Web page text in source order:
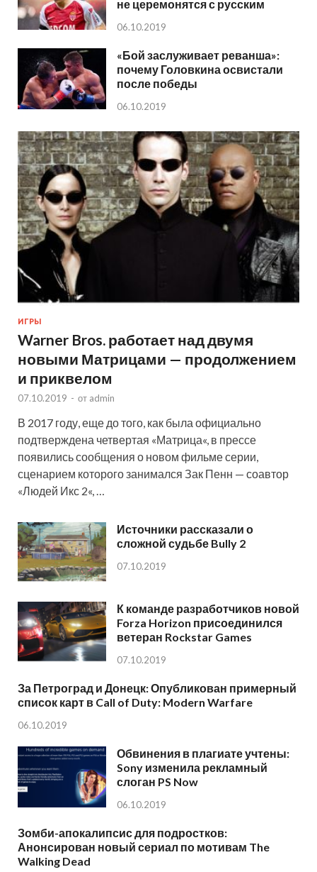
не церемонятся с русским
06.10.2019
«Бой заслуживает реванша»:
почему Головкина освистали
после победы
06.10.2019
ИГРЫ
Warner Bros. работает над двумя
новыми Матрицами — продолжением
и приквелом
07.10.2019 - от admin
В 2017 году, еще до того, как была официально
подтверждена четвертая «Матрица«, в прессе
появились сообщения о новом фильме серии,
сценарием которого занимался Зак Пенн — соавтор
«Людей Икс 2«, …
Источники рассказали о
сложной судьбе Bully 2
07.10.2019
К команде разработчиков новой
Forza Horizon присоединился
ветеран Rockstar Games
07.10.2019
За Петроград и Донецк: Опубликован примерный
список карт в Call of Duty: Modern Warfare
06.10.2019
Обвинения в плагиате учтены:
Sony изменила рекламный
слоган PS Now
06.10.2019
Зомби-апокалипсис для подростков:
Анонсирован новый сериал по мотивам The
Walking Dead